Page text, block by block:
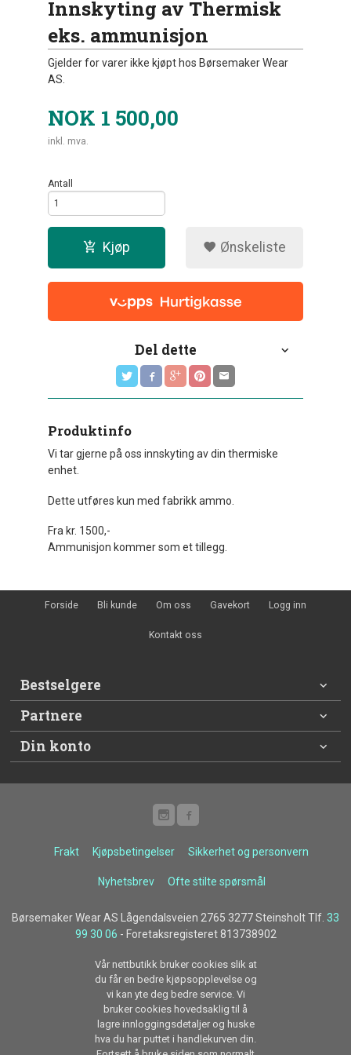
Innskyting av Thermisk
eks. ammunisjon
Gjelder for varer ikke kjøpt hos Børsemaker Wear
AS.
NOK 1 500,00
inkl. mva.
Antall
Kjøp Ønskeliste
Del dette
Produktinfo
Vi tar gjerne på oss innskyting av din thermiske
enhet.
Dette utføres kun med fabrikk ammo.
Fra kr. 1500,-
Ammunisjon kommer som et tillegg.
Forside Bli kunde Om oss Gavekort Logg inn
Kontakt oss
Bestselgere
Partnere
Din konto
Frakt Kjøpsbetingelser Sikkerhet og personvern
Nyhetsbrev Ofte stilte spørsmål
Børsemaker Wear AS Lågendalsveien 2765 3277 Steinsholt Tlf. 33
99 30 06 - Foretaksregisteret 813738902
Vår nettbutikk bruker cookies slik at
du får en bedre kjøpsopplevelse og
vi kan yte deg bedre service. Vi
bruker cookies hovedsaklig til å
lagre innloggingsdetaljer og huske
hva du har puttet i handlekurven din.